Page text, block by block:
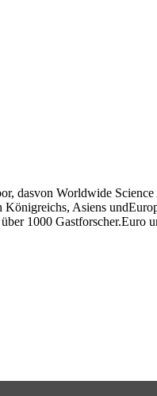
dasvon Worldwide
Asiens
1000 Gastforscher.Euro